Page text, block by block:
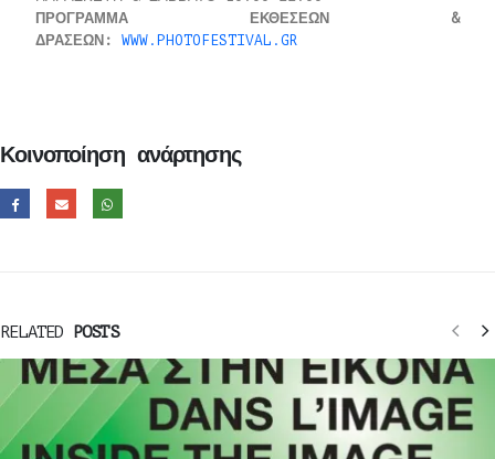
ΠΡΟΓΡΑΜΜΑ ΕΚΘΕΣΕΩΝ &
ΔΡΑΣΕΩΝ:
WWW.PHOTOFESTIVAL.GR
Κοινοποίηση ανάρτησης
RELATED POSTS